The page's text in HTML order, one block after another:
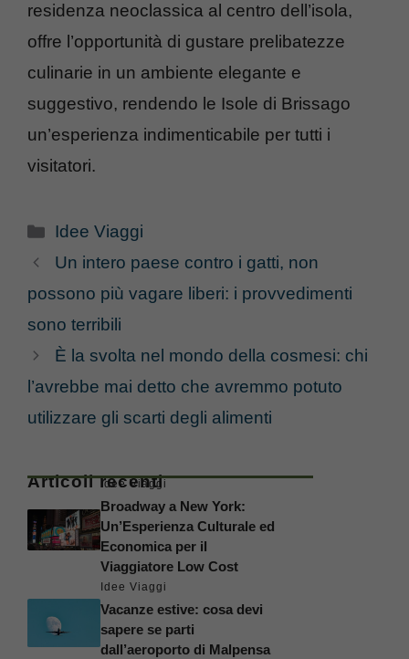
residenza neoclassica al centro dell’isola,
offre l’opportunità di gustare prelibatezze
culinarie in un ambiente elegante e
suggestivo, rendendo le Isole di Brissago
un’esperienza indimenticabile per tutti i
visitatori.
Categorie
Idee Viaggi
Un intero paese contro i gatti, non
possono più vagare liberi: i provvedimenti
sono terribili
È la svolta nel mondo della cosmesi: chi
l’avrebbe mai detto che avremmo potuto
utilizzare gli scarti degli alimenti
Articoli recenti
Idee Viaggi
Broadway a New York:
Un’Esperienza Culturale ed
Economica per il
Viaggiatore Low Cost
Idee Viaggi
Vacanze estive: cosa devi
sapere se parti
dall’aeroporto di Malpensa